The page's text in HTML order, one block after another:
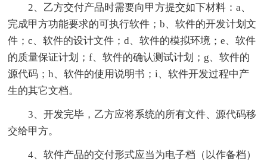
2、乙方交付产品时需要向甲方提交如下材料：a、
完成甲方功能要求的可执行软件；b、软件的开发计划文
件；c、软件的设计文件；d、软件的模拟环境；e、软件
的质量保证计划；f、软件的确认测试计划；g、软件的
源代码；h、软件的使用说明书；i、软件开发过程中产
生的其它文档。
3、开发完毕，乙方应将系统的所有文件、源代码移
交给甲方。
4、软件产品的交付形式应当为电子档（以作备档）